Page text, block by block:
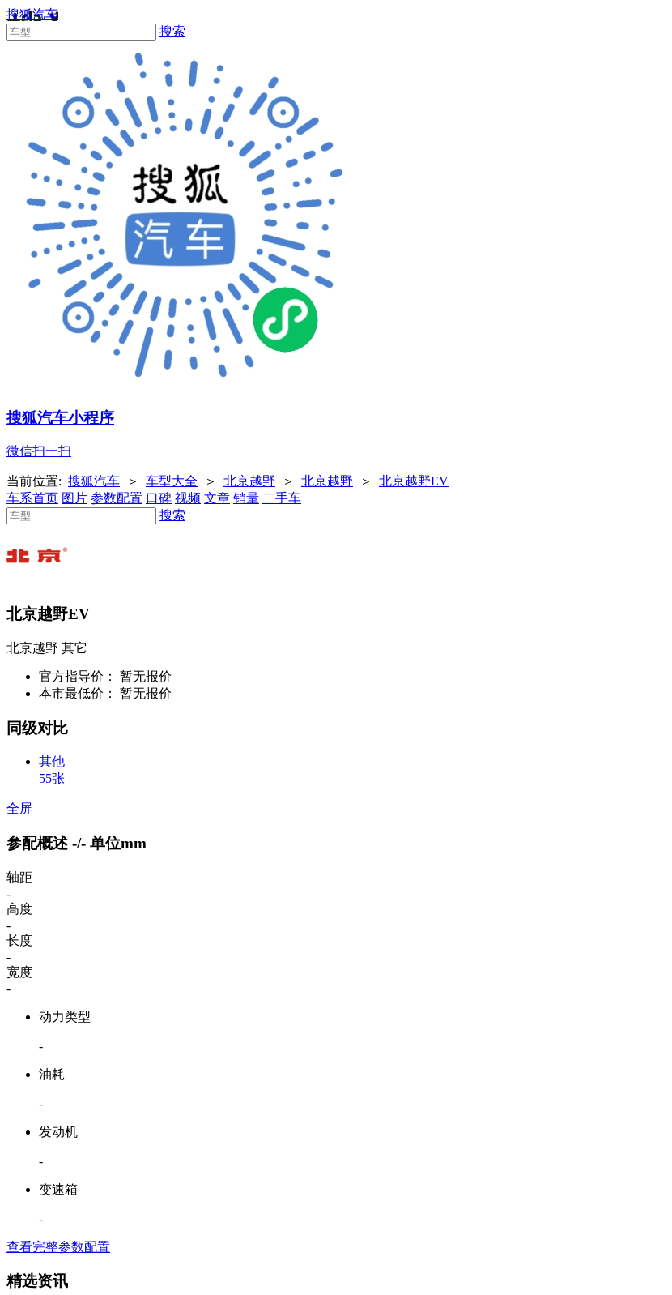
搜狐汽车
搜索
搜狐汽车小程序
微信扫一扫
当前位置: 搜狐汽车 ＞ 车型大全 ＞ 北京越野 ＞ 北京越野 ＞
北京越野EV
车系首页 图片 参数配置 口碑 视频 文章 销量 二手车
搜索
北京越野EV
北京越野 其它
官方指导价：
暂无报价
本市最低价：
暂无报价
同级对比
其他
55张
全屏
参配概述 -/- 单位mm
轴距
-
高度
-
长度
-
宽度
-
动力类型
-
油耗
-
发动机
-
变速箱
-
查看完整参数配置
精选资讯